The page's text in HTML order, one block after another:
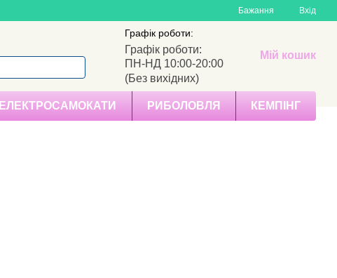
Бажання Вхід
Графік роботи:
Графік роботи:
ПН-НД 10:00-20:00
(Без вихідних)
Мій кошик
ЕЛЕКТРОСАМОКАТИ РИБОЛОВЛЯ КЕМПІНГ